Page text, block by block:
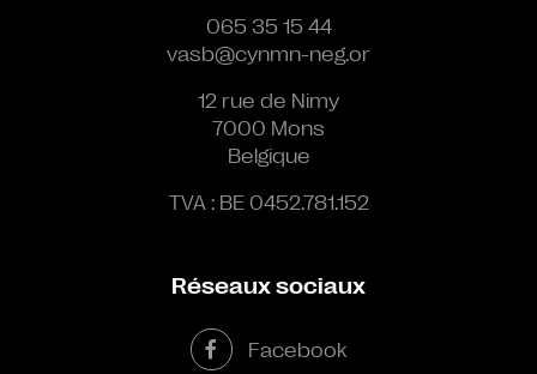
065 35 15 44
vasb@cynmn-neg.or
12 rue de Nimy
7000 Mons
Belgique
TVA : BE 0452.781.152
Réseaux sociaux
Facebook